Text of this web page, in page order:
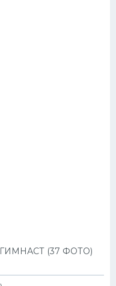
(37 ФОТО)